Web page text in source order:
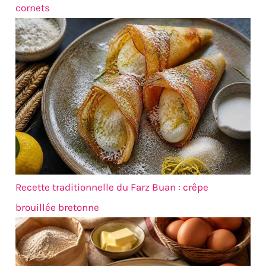
quantité suffisante pour
les grands événements.
Ils sont également
abordables, ce qui en fait
une option économique
pour un usage personnel
et commercial. Ils sont
une excellente option
pour ceux qui veulent
servir de la nourriture de
manière pratique et
hygiénique sans se
ruiner.
cornets
Recette traditionnelle du Farz Buan : crêpe
brouillée bretonne